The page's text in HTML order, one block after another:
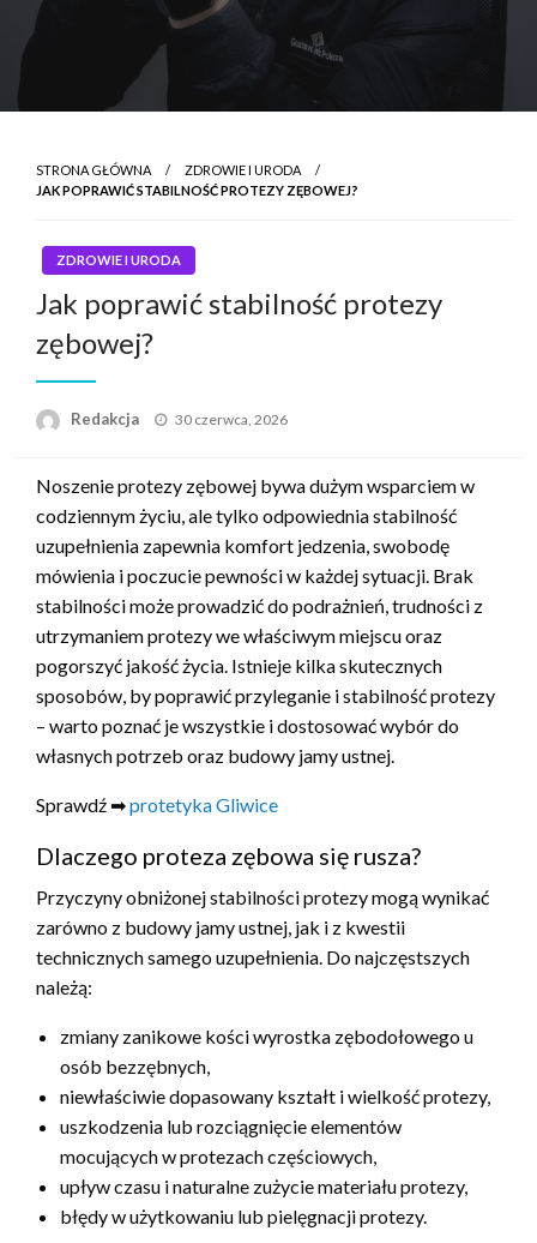
STRONA GŁÓWNA
ZDROWIE I URODA
JAK POPRAWIĆ STABILNOŚĆ PROTEZY ZĘBOWEJ?
ZDROWIE I URODA
Jak poprawić stabilność protezy
zębowej?
Redakcja Napisano
30 czerwca, 2026
Noszenie protezy zębowej bywa dużym wsparciem w
codziennym życiu, ale tylko odpowiednia stabilność
uzupełnienia zapewnia komfort jedzenia, swobodę
mówienia i poczucie pewności w każdej sytuacji. Brak
stabilności może prowadzić do podrażnień, trudności z
utrzymaniem protezy we właściwym miejscu oraz
pogorszyć jakość życia. Istnieje kilka skutecznych
sposobów, by poprawić przyleganie i stabilność protezy
– warto poznać je wszystkie i dostosować wybór do
własnych potrzeb oraz budowy jamy ustnej.
Sprawdź ➡protetyka Gliwice
Dlaczego proteza zębowa się rusza?
Przyczyny obniżonej stabilności protezy mogą wynikać
zarówno z budowy jamy ustnej, jak i z kwestii
technicznych samego uzupełnienia. Do najczęstszych
należą:
zmiany zanikowe kości wyrostka zębodołowego u
osób bezzębnych,
niewłaściwie dopasowany kształt i wielkość protezy,
uszkodzenia lub rozciągnięcie elementów
mocujących w protezach częściowych,
upływ czasu i naturalne zużycie materiału protezy,
błędy w użytkowaniu lub pielęgnacji protezy.